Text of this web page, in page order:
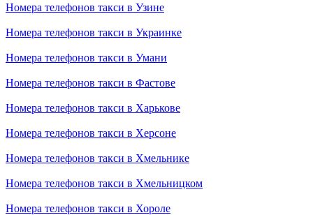
Номера телефонов такси в Узине
Номера телефонов такси в Украинке
Номера телефонов такси в Умани
Номера телефонов такси в Фастове
Номера телефонов такси в Харькове
Номера телефонов такси в Херсоне
Номера телефонов такси в Хмельнике
Номера телефонов такси в Хмельницком
Номера телефонов такси в Хороле